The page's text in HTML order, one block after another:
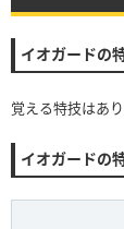
イオガードの
覚える特技はあり
イオガードの